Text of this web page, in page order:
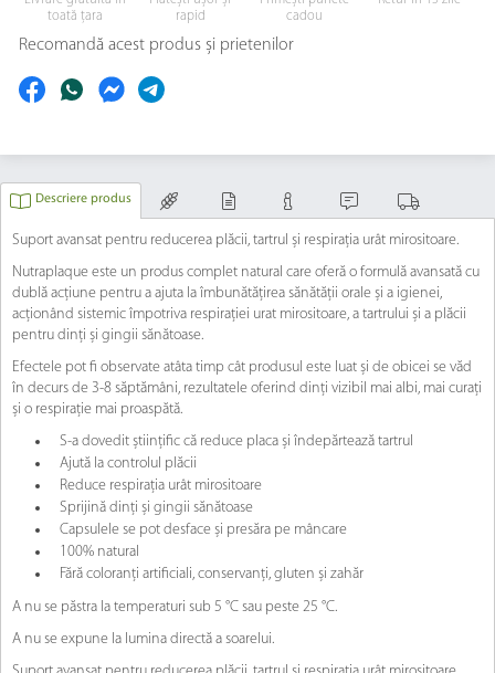
toată țara
rapid
cadou
Recomandă acest produs și prietenilor
Descriere produs
Suport avansat pentru reducerea plăcii, tartrul și respirația urât mirositoare.
Nutraplaque este un produs complet natural care oferă o formulă avansată cu
dublă acțiune pentru a ajuta la îmbunătățirea sănătății orale și a igienei,
acționând sistemic împotriva respirației urat mirositoare, a tartrului și a plăcii
pentru dinți și gingii sănătoase.
Efectele pot fi observate atâta timp cât produsul este luat și de obicei se văd
în decurs de 3-8 săptămâni, rezultatele oferind dinți vizibil mai albi, mai curați
și o respirație mai proaspătă.
S-a dovedit științific că reduce placa și îndepărtează tartrul
Ajută la controlul plăcii
Reduce respirația urât mirositoare
Sprijină dinți și gingii sănătoase
Capsulele se pot desface și presăra pe mâncare
100% natural
Fără coloranți artificiali, conservanți, gluten și zahăr
A nu se păstra la temperaturi sub 5 °C sau peste 25 °C.
A nu se expune la lumina directă a soarelui.